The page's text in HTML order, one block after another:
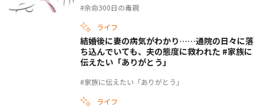
#余命300日の毒親
ライフ
#家族に伝えたい「ありがとう」
結婚後に妻の病気がわかり……通院の日々に落
ち込んでいても、夫の態度に救われた #家族に
伝えたい「ありがとう」
ライフ